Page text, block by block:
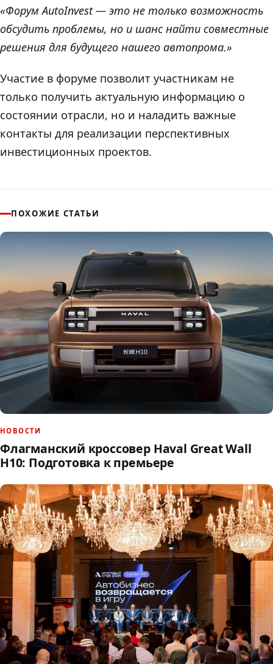
«Форум AutoInvest — это не только возможность
обсудить проблемы, но и шанс найти совместные
решения для будущего нашего автопрома.»
Участие в форуме позволит участникам не
только получить актуальную информацию о
состоянии отрасли, но и наладить важные
контакты для реализации перспективных
инвестиционных проектов.
ПОХОЖИЕ СТАТЬИ
НОВОСТИ
Флагманский кроссовер Haval Great Wall
H10: Подготовка к премьере